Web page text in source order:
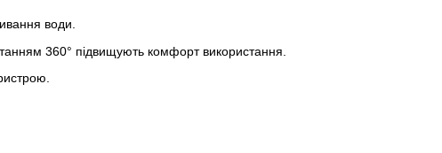
води.
360° підвищують комфорт використання.